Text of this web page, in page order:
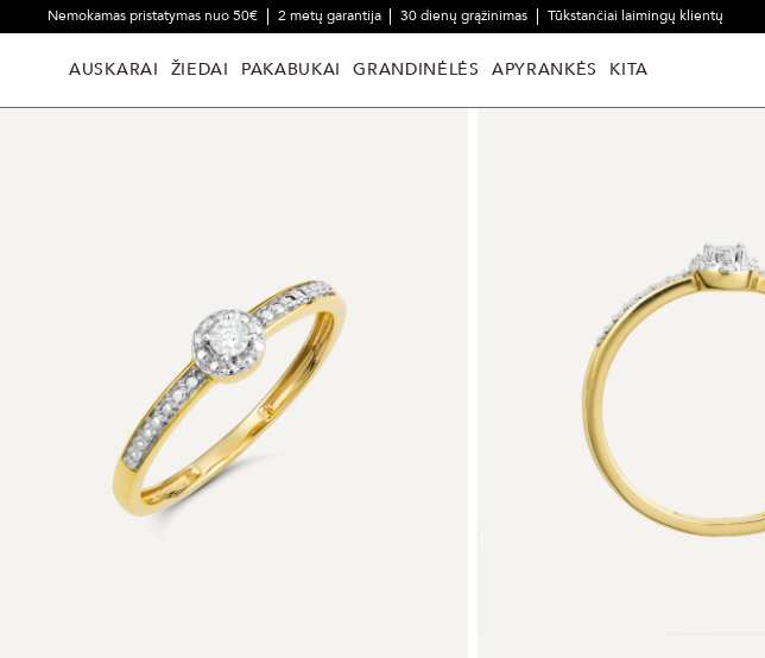
Nemokamas pristatymas nuo 50€ 2 metų garantija 30 dienų grąžinimas Tūkstančiai laimingų klientų
AUSKARAI ŽIEDAI PAKABUKAI GRANDINĖLĖS APYRANKĖS KITA